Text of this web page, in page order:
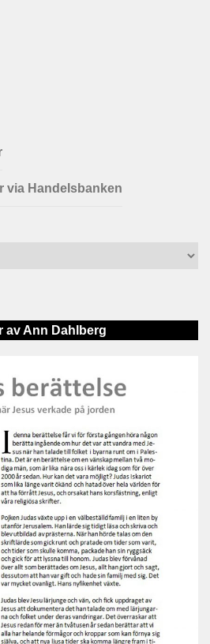
via Handelsbanken
av Ann Dahlberg